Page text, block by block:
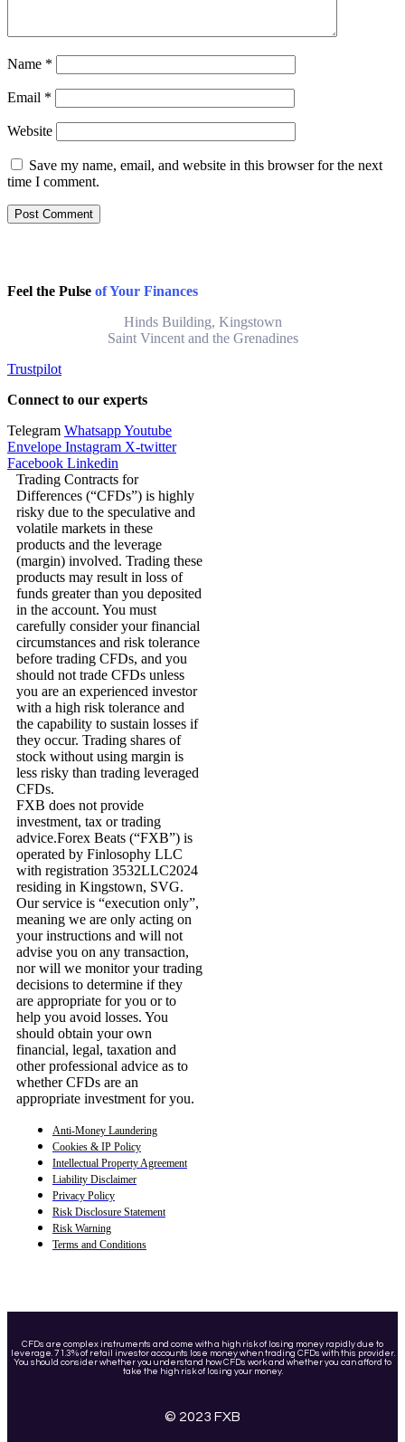
Name *
Email *
Website
Save my name, email, and website in this browser for the next
time I comment.
Feel the Pulse of Your Finances
Hinds Building, Kingstown
Saint Vincent and the Grenadines
Trustpilot
Connect to our experts
Telegram WhatsappYoutube
Envelope Instagram X-twitter
Facebook Linkedin
Trading Contracts for
Differences (“CFDs”) is highly
risky due to the speculative and
volatile markets in these
products and the leverage
(margin) involved. Trading these
products may result in loss of
funds greater than you deposited
in the account. You must
carefully consider your financial
circumstances and risk tolerance
before trading CFDs, and you
should not trade CFDs unless
you are an experienced investor
with a high risk tolerance and
the capability to sustain losses if
they occur. Trading shares of
stock without using margin is
less risky than trading leveraged
CFDs.
FXB does not provide
investment, tax or trading
advice.Forex Beats (“FXB”) is
operated by Finlosophy LLC
with registration 3532LLC2024
residing in Kingstown, SVG.
Our service is “execution only”,
meaning we are only acting on
your instructions and will not
advise you on any transaction,
nor will we monitor your trading
decisions to determine if they
are appropriate for you or to
help you avoid losses. You
should obtain your own
financial, legal, taxation and
other professional advice as to
whether CFDs are an
appropriate investment for you.
Anti-Money Laundering
Cookies & IP Policy
Intellectual Property Agreement
Liability Disclaimer
Privacy Policy
Risk Disclosure Statement
Risk Warning
Terms and Conditions
CFDs are complex instruments and come with a high risk of losing money rapidly due to
leverage. 71.3% of retail investor accounts lose money when trading CFDs with this provider.
You should consider whether you understand how CFDs work and whether you can afford to
take the high risk of losing your money.
© 2023 FXB